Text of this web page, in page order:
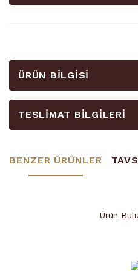
ÜRÜN BILGISI
TESLIMAT BILGILERI
BENZER ÜRÜNLER
Ürün
Ürün